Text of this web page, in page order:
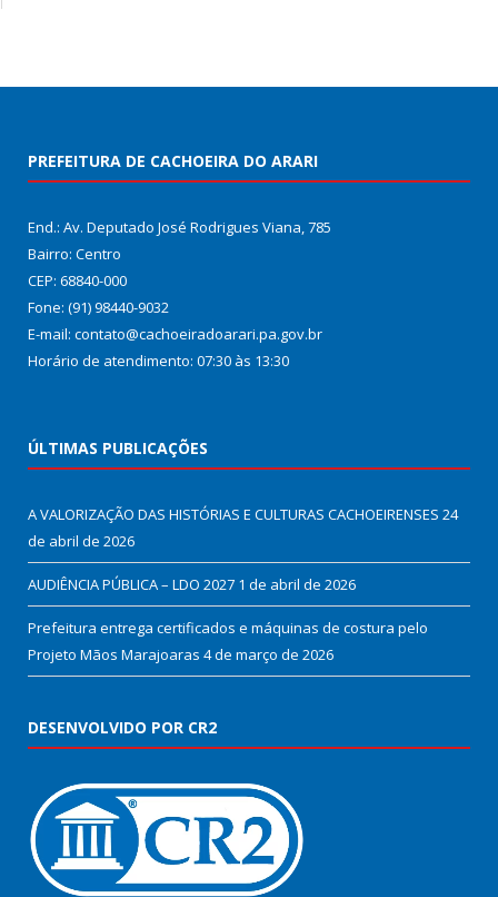
PREFEITURA DE CACHOEIRA DO ARARI
End.: Av. Deputado José Rodrigues Viana, 785
Bairro: Centro
CEP: 68840-000
Fone: (91) 98440-9032
E-mail: contato@cachoeiradoarari.pa.gov.br
Horário de atendimento: 07:30 às 13:30
ÚLTIMAS PUBLICAÇÕES
A VALORIZAÇÃO DAS HISTÓRIAS E CULTURAS CACHOEIRENSES 24
de abril de 2026
AUDIÊNCIA PÚBLICA – LDO 2027 1 de abril de 2026
Prefeitura entrega certificados e máquinas de costura pelo
Projeto Mãos Marajoaras 4 de março de 2026
DESENVOLVIDO POR CR2